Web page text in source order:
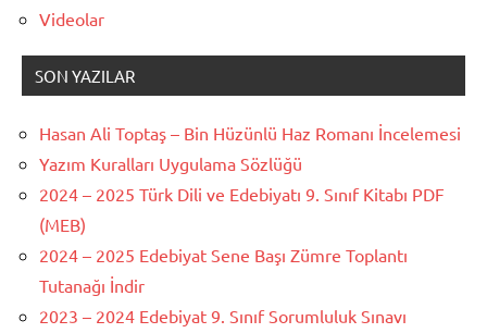
Videolar
SON YAZILAR
Hasan Ali Toptaş – Bin Hüzünlü Haz Romanı İncelemesi
Yazım Kuralları Uygulama Sözlüğü
2024 – 2025 Türk Dili ve Edebiyatı 9. Sınıf Kitabı PDF
(MEB)
2024 – 2025 Edebiyat Sene Başı Zümre Toplantı
Tutanağı İndir
2023 – 2024 Edebiyat 9. Sınıf Sorumluluk Sınavı